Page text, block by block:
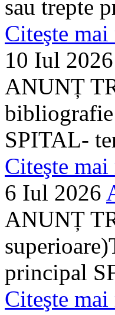
sau trepte
Citeşte
10 Iul 2026
ANUNȚ
SPITAL-
Citeşte
6 Iul 2026
ANUNȚ
principal
Citeşte